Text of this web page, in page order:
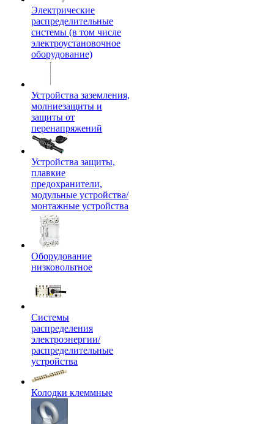
Электрические
распределительные
системы (в том числе
электроустановочное
оборудование)
Устройства заземления,
молниезащиты и
защиты от
перенапряжений
Устройства защиты,
плавкие
предохранители,
модульные устройства/
монтажные устройства
Оборудование
низковольтное
Системы
распределения
электроэнергии/
распределительные
устройства
Колодки клеммные